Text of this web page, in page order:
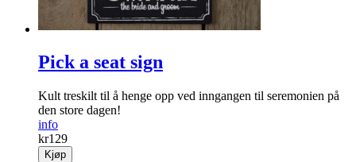
Pick a seat sign
Kult treskilt til å henge opp ved inngangen til seremonien på
den store dagen!
info
kr129
Kjøp